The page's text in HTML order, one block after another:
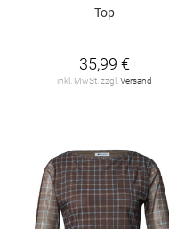
Top
35,99 €
inkl. MwSt. zzgl. Versand